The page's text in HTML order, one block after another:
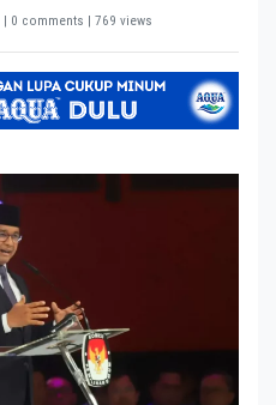
| 0 comments | 769 views